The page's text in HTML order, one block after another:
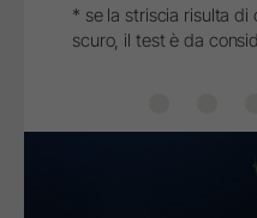
* se la striscia risulta di
scuro, il test è da